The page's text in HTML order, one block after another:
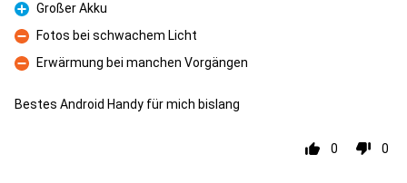
Pro
Großer Akku
Con
Fotos bei schwachem Licht
Con
Erwärmung bei manchen Vorgängen
Bestes Android Handy für mich bislang
0 0